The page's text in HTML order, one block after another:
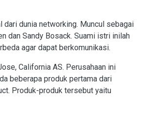
dari dunia networking. Muncul sebagai
dan Sandy Bosack. Suami istri inilah
agar dapat berkomunikasi.
California AS. Perusahaan ini
beberapa produk pertama dari
Produk-produk tersebut yaitu